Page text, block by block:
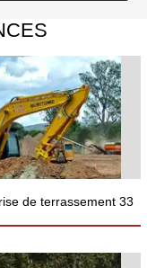
de terrassement 33